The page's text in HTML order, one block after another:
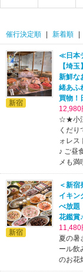
催行決定順
新着順
新宿
≪日本
【埼
新鮮な
緒あふ
買物！
12,980
☆★小
くだ
ォレス
♪ ご昼
メも
新宿
＜新
イキン
べ放題
花鑑賞
11,480
夏の暑
ール飲
のお花